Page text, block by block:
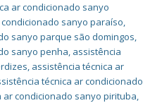
ar condicionado sanyo
sanyo paraíso,
sanyo parque são domingos,
sanyo penha, assistência
, assistência técnica ar
técnica ar condicionado
ar condicionado sanyo pirituba,